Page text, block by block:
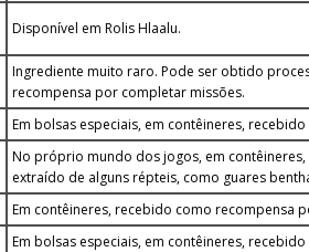
Disponível em Rolis Hlaalu.
Ingrediente muito raro. Pode ser obtido
recompensa por completar missões.
Em bolsas especiais, em contêineres,
No próprio mundo dos jogos, em
extraído de alguns répteis, como guares
Em contêineres, recebido como recompensa
Em bolsas especiais, em contêineres,